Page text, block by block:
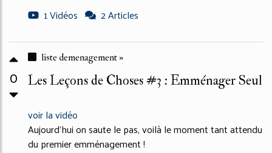
1 Vidéos
2 Articles
0
liste demenagement »
Les Leçons de Choses #3 : Emménager Seul
voir la vidéo
Aujourd'hui on saute le pas, voilà le moment tant attendu
du premier emménagement !